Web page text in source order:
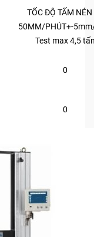
TỐC ĐỘ TẤM NÉN
50MM/PHÚT+-
Test max 4,5
0
0